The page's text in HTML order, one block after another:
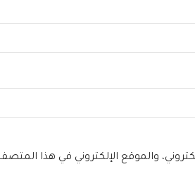
والموقع الإلكتروني في هذا